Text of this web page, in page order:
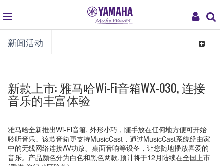
My
global
navigation
新闻活动
Toggle
新款上市: 雅马哈Wi-Fi音箱WX-030, 连接
音乐的丰富体验
雅马哈全新推出Wi-Fi音箱, 外形小巧，随手放在任何地方便可开始
聆听音乐。该款音箱更支持MusicCast，通过MusicCast系统经由家
中的无线网络连接AV功放、桌面音响等设备，让您随地播放喜爱的
音乐。产品颜色分为白色和黑色两款,预计将于12月陆续在全国上市